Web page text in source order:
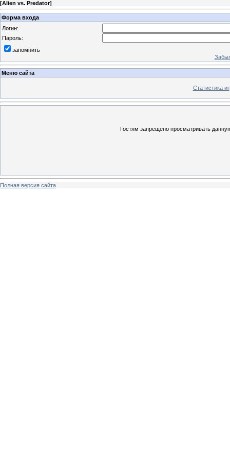
[Alien vs. Predator]
Форма входа
Логин:
Пароль:
запомнить
Меню сайта
Статистика
Гостям запрещено просматривать
Полная версия сайта